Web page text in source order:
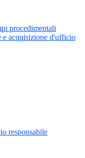
procedimentali
acquisizione d'ufficio
responsabile